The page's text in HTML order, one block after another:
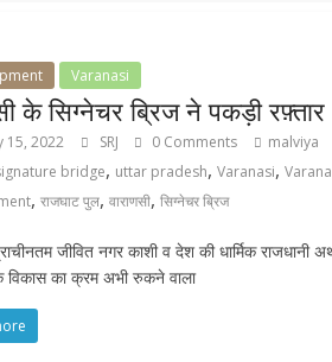
Varanasi
के सिग्नेचर ब्रिज ने पकड़ी रफ़्तार
15, 2022 SRJ 0 Comments
malviya
bridge, uttar pradesh, Varanasi,
, राजघाट पुल, वाराणसी, सिग्नेचर ब्रिज
जीवित नगर काशी व देश की धार्मिक राजधानी
विकास का क्रम अभी रुकने वाला